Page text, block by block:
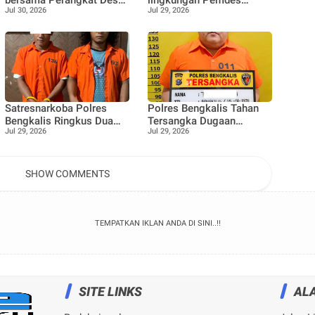
dan Bhabinkamtibmas
100 bibit Tanaman Pucuk
Merah dan Tanaman buah
Jeruk
Jul 30, 2026
Pangkalan Nyirih gelar
Limbah
Jul 29, 2026
Satresnarkoba Polres
Bengkalis Ringkus Dua
Terduga Pengedar Sabu
Jul 29, 2026
Polres Bengkalis Tahan
Tersangka Dugaan
Korupsi Dana Satpol PP
Jul 29, 2026
SHOW COMMENTS
TEMPATKAN IKLAN ANDA DI SINI..!!
SITE LINKS